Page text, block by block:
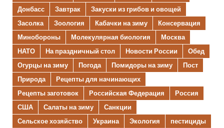
Донбасс
Завтрак
Закуски из грибов и овощей
Засолка
Зоология Кабачки на зиму
Консервация
Минобороны
Молекулярная биология
Москва
НАТО
На праздничный стол Новости России
Обед
Огурцы на зиму
Погода Помидоры на зиму
Пост
Природа
Рецепты для начинающих
Рецепты заготовок
Российская Федерация
Россия
США
Салаты на зиму
Санкции
Сельское хозяйство
Украина Экология
пестициды